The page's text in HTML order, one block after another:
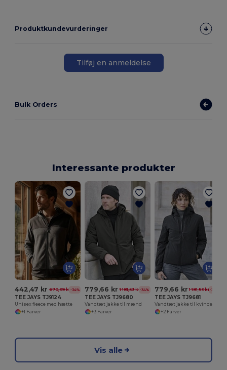
Produktkundevurderinger
Tilføj en anmeldelse
Bulk Orders
Interessante produkter
442,47 kr 670,39 kr-34%
TEE JAYS TJ9124
Unisex fleece med hætte
+1 Farver
779,66 kr 1 181,53 kr-34%
TEE JAYS TJ9680
Vandtæt jakke til mænd
+3 Farver
779,66 kr 1 181,53 kr-34%
TEE JAYS TJ9681
Vandtæt jakke til kvinder
+2 Farver
Vis alle